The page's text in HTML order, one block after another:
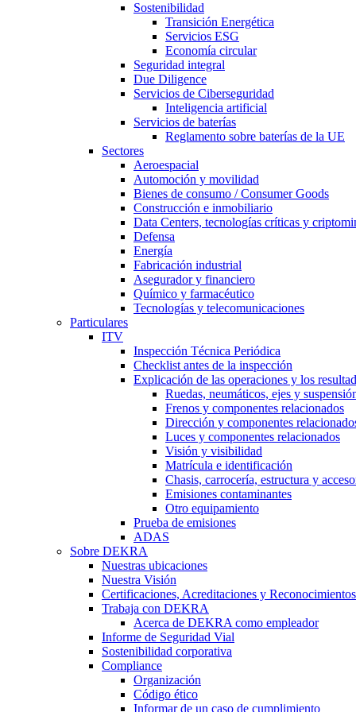
Sostenibilidad
Transición Energética
Servicios ESG
Economía circular
Seguridad integral
Due Diligence
Servicios de Ciberseguridad
Inteligencia artificial
Servicios de baterías
Reglamento sobre baterías de la UE
Sectores
Aeroespacial
Automoción y movilidad
Bienes de consumo / Consumer Goods
Construcción e inmobiliario
Data Centers, tecnologías críticas y
Defensa
Energía
Fabricación industrial
Asegurador y financiero
Químico y farmacéutico
Tecnologías y telecomunicaciones
Particulares
ITV
Inspección Técnica Periódica
Checklist antes de la inspección
Explicación de las operaciones y los
Ruedas, neumáticos, ejes y
Frenos y componentes relacionados
Dirección y componentes
Luces y componentes relacionados
Visión y visibilidad
Matrícula e identificación
Chasis, carrocería, estructura y
Emisiones contaminantes
Otro equipamiento
Prueba de emisiones
ADAS
Sobre DEKRA
Nuestras ubicaciones
Nuestra Visión
Certificaciones, Acreditaciones y Reconocimientos
Trabaja con DEKRA
Acerca de DEKRA como empleador
Informe de Seguridad Vial
Sostenibilidad corporativa
Compliance
Organización
Código ético
Informar de un caso de cumplimiento